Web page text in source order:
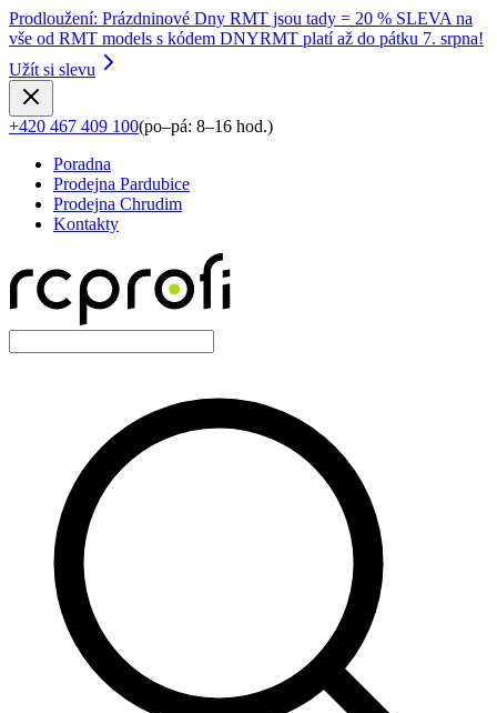
Prodloužení: Prázdninové Dny RMT jsou tady = 20 % SLEVA na
vše od RMT models s kódem DNYRMT platí až do pátku 7. srpna!
Užít si slevu
+420 467 409 100(po–pá: 8–16 hod.)
Poradna
Prodejna Pardubice
Prodejna Chrudim
Kontakty